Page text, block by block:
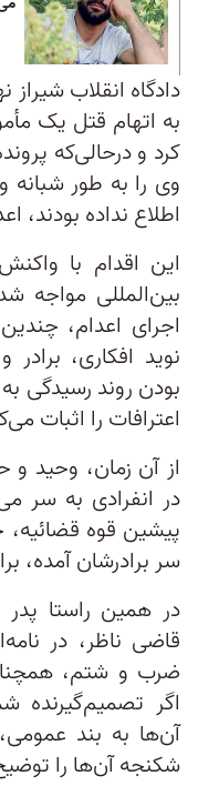
به اتهام قتل یک
کرد و درحالی‌که
وی را به طور شبانه
اطلاع نداده بودند،
این اقدام با
بین‌المللی
اجرای اعدام،
نوید افکاری،
بودن روند رسیدگی
اعترافات را اثبات
از آن زمان، وحید و
در انفرادی به سر
پیشین قوه قضائیه،
سر برادرشان آمده،
در همین راستا
قاضی ناظر، در
ضرب و شتم،
اگر تصمیم‌گیرنده
آن‌ها به بند
شکنجه آن‌ها را